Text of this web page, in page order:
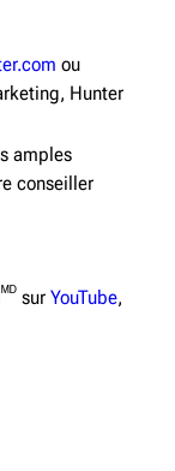
ou
Hunter
amples
conseiller
ᴹᴰ sur YouTube,